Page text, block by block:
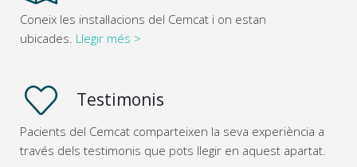
Coneix les instal·lacions del Cemcat i on estan
ubicades. Llegir més >
Testimonis
Pacients del Cemcat comparteixen la seva experiència a
través dels testimonis que pots llegir en aquest apartat.